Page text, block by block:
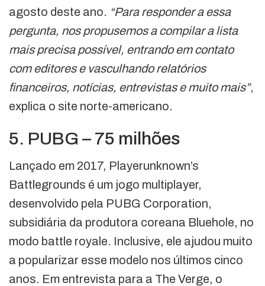
agosto deste ano. “Para responder a essa
pergunta, nos propusemos a compilar a lista
mais precisa possível, entrando em contato
com editores e vasculhando relatórios
financeiros, notícias, entrevistas e muito mais”,
explica o site norte-americano.
5. PUBG – 75 milhões
Lançado em 2017, Playerunknown’s
Battlegrounds é um jogo multiplayer,
desenvolvido pela PUBG Corporation,
subsidiária da produtora coreana Bluehole, no
modo battle royale. Inclusive, ele ajudou muito
a popularizar esse modelo nos últimos cinco
anos. Em entrevista para a The Verge, o